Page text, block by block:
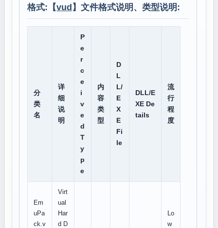
格式:【vud 】文件格式说明、类型说明:
分
类
名
详
细
说
明
P
e
r
c
e
i
v
e
d
T
y
p
e
内
容
类
型
D
L
L/
E
X
E
Fi
le
DLL/E
XE De
tails
流
行
程
度
Em
uPa
ck.v
Virt
ual
Har
d D
Lo
w